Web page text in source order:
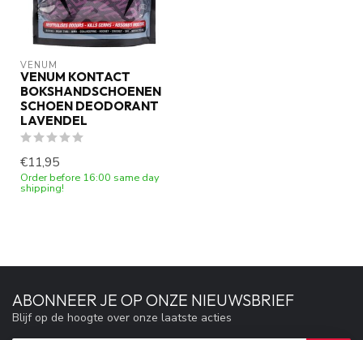
VENUM
VENUM KONTACT
BOKSHANDSCHOENEN
SCHOEN DEODORANT
LAVENDEL
€11,95
Order before 16:00 same day
shipping!
ABONNEER JE OP ONZE NIEUWSBRIEF
Blijf op de hoogte over onze laatste acties